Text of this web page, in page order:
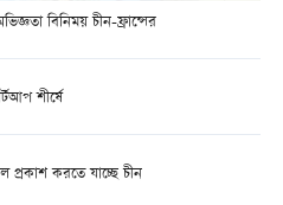
বিনিময় চীন-ফ্রান্সের
শীর্ষে
প্রকাশ করতে যাচ্ছে চীন